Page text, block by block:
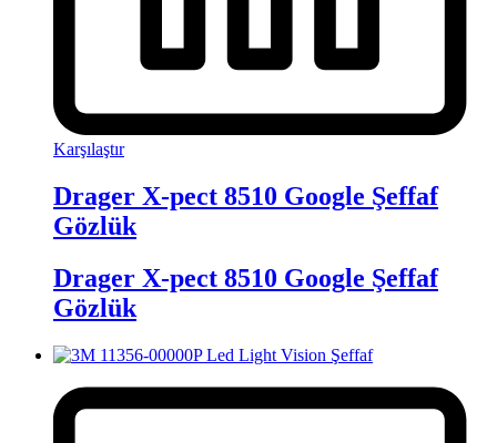
Karşılaştır
Drager X-pect 8510 Google Şeffaf
Gözlük
Drager X-pect 8510 Google Şeffaf
Gözlük